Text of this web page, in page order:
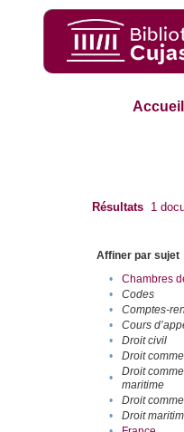
Accueil
Résultats 1
Affiner par sujet
•
Chambres
•
Codes
•
Comptes-
•
Cours
•
Droit civil
•
Droit
•
Droit
maritime
• Droit
•
Droit